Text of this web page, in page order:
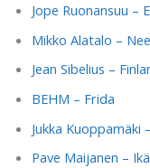
Jope Ruonansuu –
Mikko Alatalo –
Jean Sibelius –
BEHM – Frida
Jukka Kuoppamäki
Pave Maijanen –